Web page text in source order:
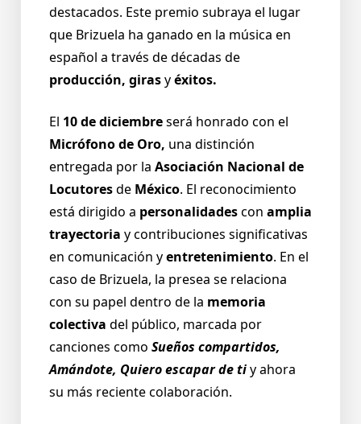
destacados. Este premio subraya el lugar
que Brizuela ha ganado en la música en
español a través de décadas de
producción, girasyéxitos.
El 10 de diciembreserá honrado con el
Micrófono de Oro, una distinción
entregada por la Asociación Nacional de
Locutoresde México. El reconocimiento
está dirigido a personalidadescon amplia
trayectoria y contribuciones significativas
en comunicación yentretenimiento. En el
caso de Brizuela, la presea se relaciona
con su papel dentro de la memoria
colectiva del público, marcada por
canciones como Sueños compartidos,
Amándote, Quiero escapar de tiy ahora
su más reciente colaboración.